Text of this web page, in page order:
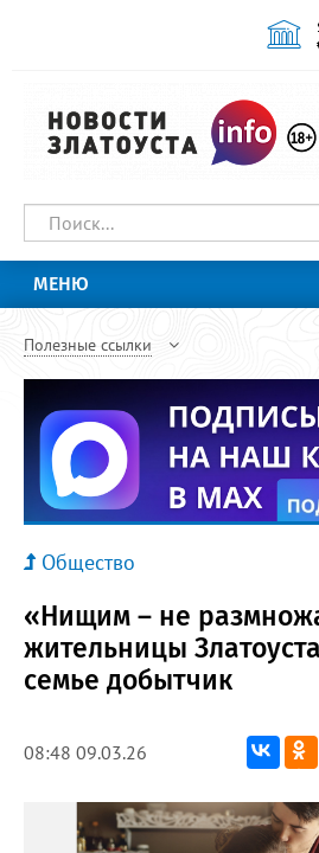
МЕНЮ
Полезные ссылки
Общество
«Нищим – не
жительницы
семье добытчик
08:48 09.03.26